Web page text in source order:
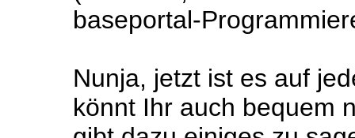
baseportal-
Nunja, jetzt ist es auf
könnt Ihr auch bequem